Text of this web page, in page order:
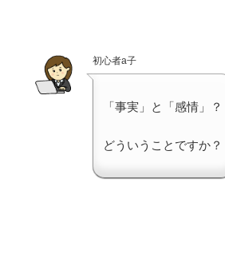
初心者a子
「事実」と「感情」？
どういうことですか？